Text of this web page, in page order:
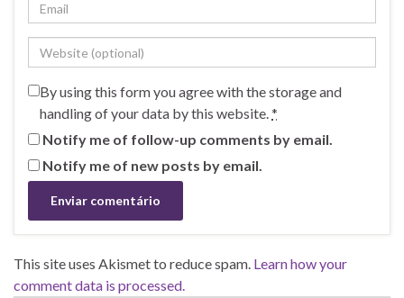
By using this form you agree with the storage and
handling of your data by this website.*
Notify me of follow-up comments by email.
Notify me of new posts by email.
This site uses Akismet to reduce spam. Learn how your
comment data is processed.